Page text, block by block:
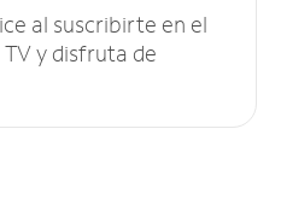
al suscribirte en el
y disfruta de